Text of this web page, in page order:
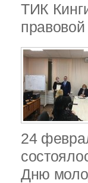
ТИК
правовой
24
Дню